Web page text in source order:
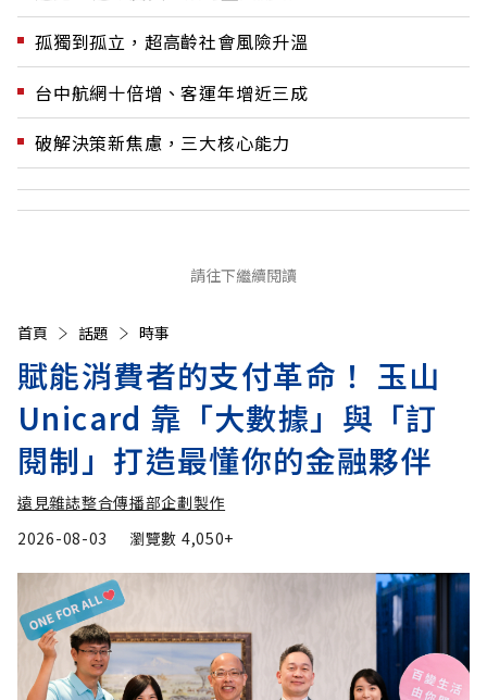
孤獨到孤立，超高齡社會風險升溫
台中航網十倍增、客運年增近三成
破解決策新焦慮，三大核心能力
請往下繼續閱讀
首頁 話題 時事
賦能消費者的支付革命！ 玉山
Unicard 靠「大數據」與「訂
閱制」打造最懂你的金融夥伴
遠見雜誌整合傳播部企劃製作
2026-08-03
瀏覽數 4,050+